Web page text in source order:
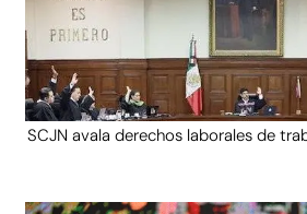
SCJN avala derechos laborales de